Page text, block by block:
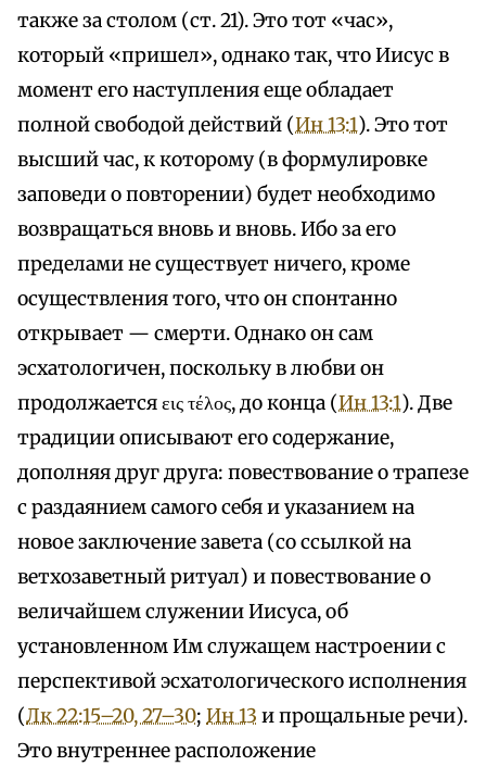
также за столом (ст. 21). Это тот «час»,
который «пришел», однако так, что Иисус в
момент его наступления еще обладает
полной свободой действий (Ин 13:1). Это тот
высший час, к которому (в формулировке
заповеди о повторении) будет необходимо
возвращаться вновь и вновь. Ибо за его
пределами не существует ничего, кроме
осуществления того, что он спонтанно
открывает — смерти. Однако он сам
эсхатологичен, поскольку в любви он
продолжается εις τέλος, до конца (Ин 13:1). Две
традиции описывают его содержание,
дополняя друг друга: повествование о трапезе
с раздаянием самого себя и указанием на
новое заключение завета (со ссылкой на
ветхозаветный ритуал) и повествование о
величайшем служении Иисуса, об
установленном Им служащем настроении с
перспективой эсхатологического исполнения
(Лк 22:15–20, 27–30; Ин 13 и прощальные речи).
Это внутреннее расположение